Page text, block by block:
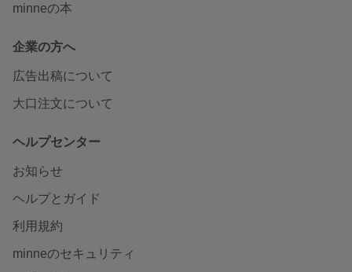
minneの本
企業の方へ
広告出稿について
大口注文について
ヘルプセンター
お知らせ
ヘルプとガイド
利用規約
minneのセキュリティ